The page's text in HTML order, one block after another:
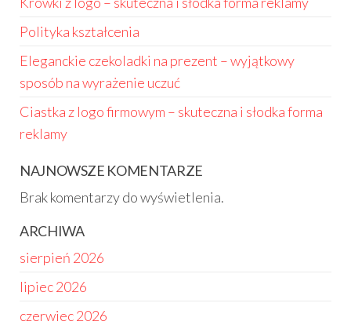
Polityka kształcenia
Eleganckie czekoladki na prezent – wyjątkowy
sposób na wyrażenie uczuć
Ciastka z logo firmowym – skuteczna i słodka forma
reklamy
NAJNOWSZE KOMENTARZE
Brak komentarzy do wyświetlenia.
ARCHIWA
sierpień 2026
lipiec 2026
czerwiec 2026